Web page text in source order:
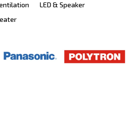
LED & Speaker